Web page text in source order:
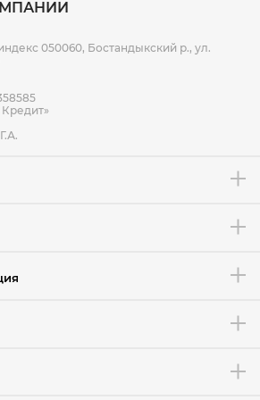
доставки
050060, Бостандыкский р., ул.